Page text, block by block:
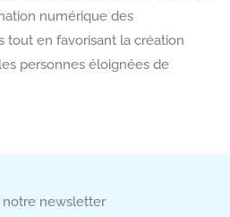
numérique des
tout en favorisant la création
personnes éloignées de
notre newsletter